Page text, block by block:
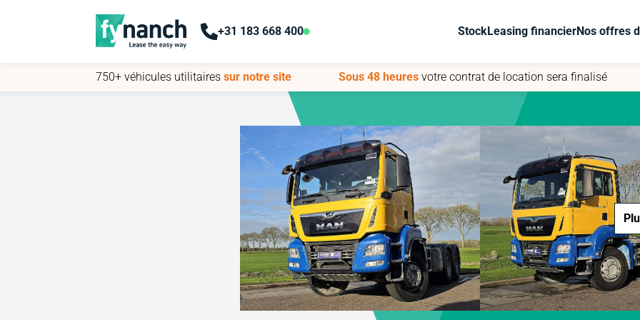
+31 183 668 400 StockLeasing financierNos offres
750+ véhicules utilitairessur notre site Sous 48 heures votre contrat de location sera finalisé
+31 183 668 400 StockLeasing financierNos offres
750+ véhicules utilitairessur notre site Sous 48 heures votre contrat de location sera finalisé